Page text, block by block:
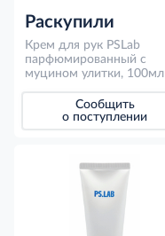
Раскупили
Крем для рук PSLab
парфюмированный с
муцином улитки, 100мл
Сообщить
о поступлении